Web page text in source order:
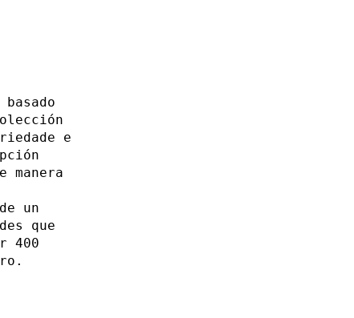
e
un
que
400